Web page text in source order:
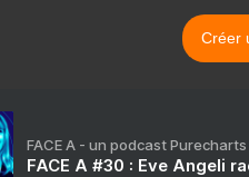
Créer
FACE A - un podcast Purecharts
FACE A #30 : Eve Angeli